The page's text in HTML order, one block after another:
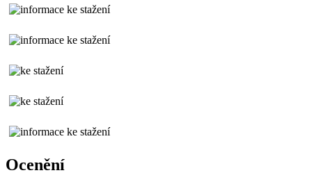
Ocenění